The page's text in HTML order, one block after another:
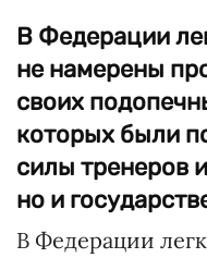
В Федерации
не намерены
своих
которых были
силы тренеров
но и
В Федерации